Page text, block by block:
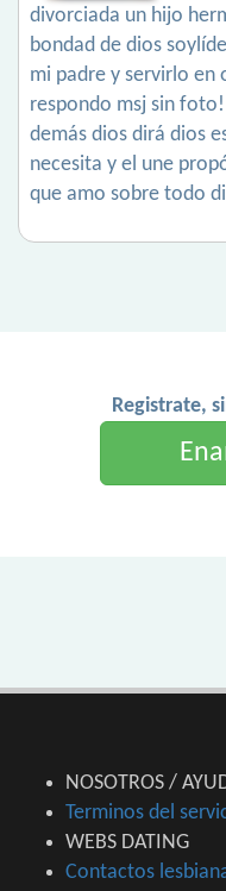
divorciada un hijo
bondad de dios
mi padre y servirlo en
respondo msj sin
demás dios dirá dios
necesita y el une
que amo sobre todo
Registrate,
NOSOTROS /
Terminos del
WEBS DATING
Contactos